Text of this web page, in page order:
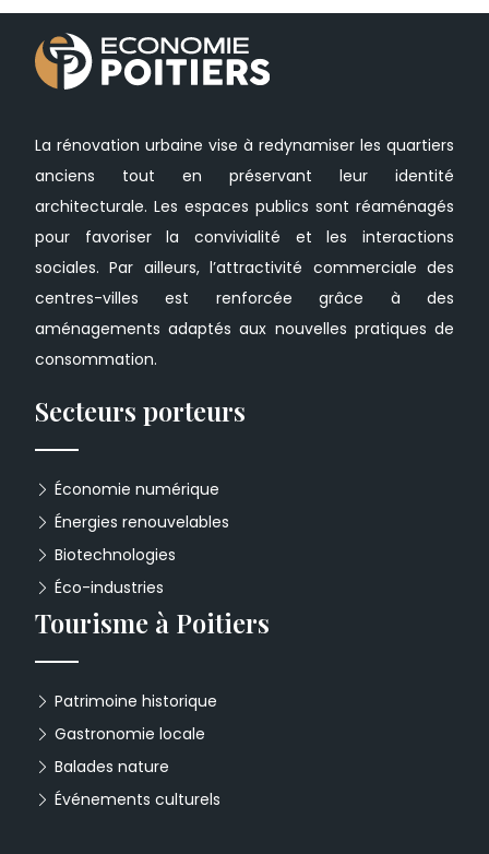
La rénovation urbaine vise à redynamiser les quartiers
anciens tout en préservant leur identité
architecturale. Les espaces publics sont réaménagés
pour favoriser la convivialité et les interactions
sociales. Par ailleurs, l’attractivité commerciale des
centres-villes est renforcée grâce à des
aménagements adaptés aux nouvelles pratiques de
consommation.
Secteurs porteurs
Économie numérique
Énergies renouvelables
Biotechnologies
Éco-industries
Tourisme à Poitiers
Patrimoine historique
Gastronomie locale
Balades nature
Événements culturels